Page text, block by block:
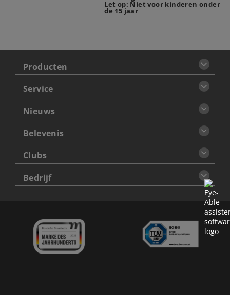
Let op: Niet voor kinderen onder
de 15 jaar
Producten
Service
Nieuws
Belevenis
Clubs
Bedrijf